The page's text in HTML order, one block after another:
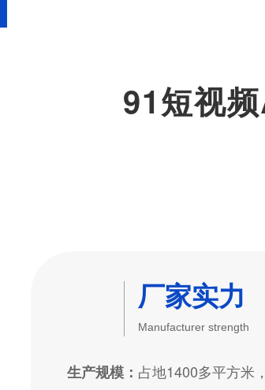
91短视
厂家实力
Manufacturer strength
生产规模： 占地1400多平方米